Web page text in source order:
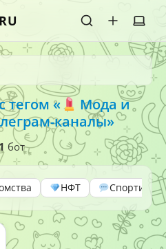
тегом «
Мода и
каналы»
бот
НФТ